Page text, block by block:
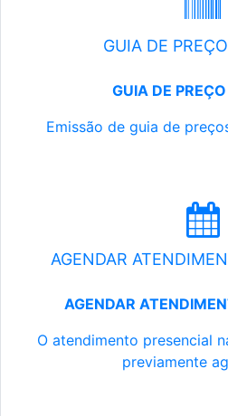
GUIA DE
GUIA DE
Emissão de guia de
AGENDAR
AGENDAR
O atendimento presencial
previamente